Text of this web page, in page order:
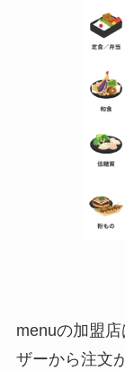
menuの加盟
ザーから注文